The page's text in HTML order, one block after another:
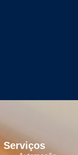
Serviços